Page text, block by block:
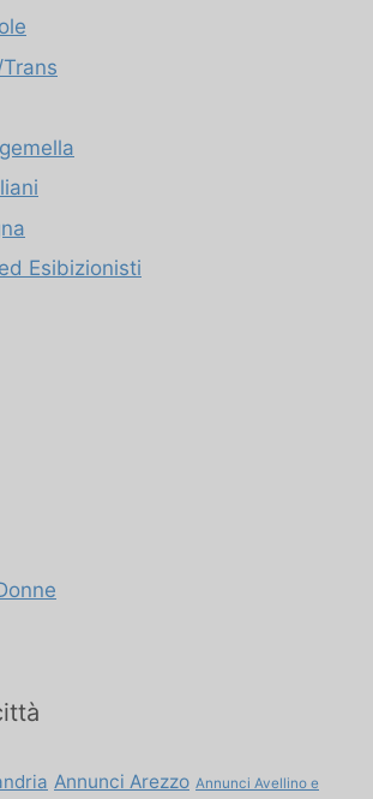
Esibizionisti
Annunci Arezzo Annunci Avellino e